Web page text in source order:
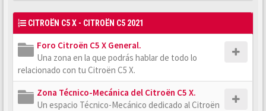
CITROËN C5 X - CITROËN C5 2021
Foro Citroën C5 X General.
Una zona en la que podrás hablar de todo lo
relacionado con tu Citroën C5 X.
Zona Técnico-Mecánica del Citroën C5 X.
Un espacio Técnico-Mecánico dedicado al Citroën